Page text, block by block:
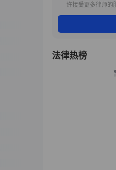
许接受更多律师的
法律热榜